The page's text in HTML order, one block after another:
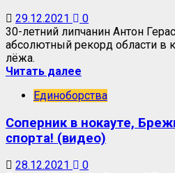
29.12.2021
0
30-летний липчанин Антон
абсолютный рекорд области в
лёжа.
Читать далее
Единоборства
Соперник в нокауте,
спорта! (видео)
28.12.2021
0